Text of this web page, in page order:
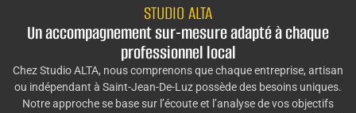
STUDIO ALTA
Un accompagnement sur-mesure adapté à chaque
professionnel local
Chez Studio ALTA, nous comprenons que chaque entreprise, artisan
ou indépendant à Saint-Jean-De-Luz possède des besoins uniques.
Notre approche se base sur l’écoute et l’analyse de vos objectifs